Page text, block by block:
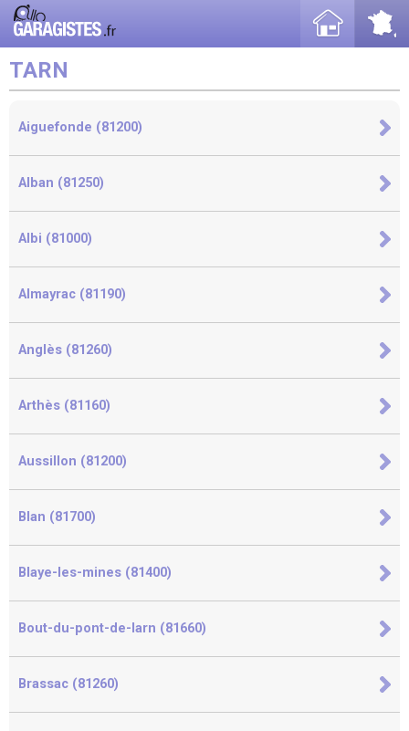
TARN
Aiguefonde (81200)
Alban (81250)
Albi (81000)
Almayrac (81190)
Anglès (81260)
Arthès (81160)
Aussillon (81200)
Blan (81700)
Blaye-les-mines (81400)
Bout-du-pont-de-larn (81660)
Brassac (81260)